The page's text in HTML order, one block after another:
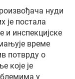
бројач 16GB
за
цеви
нуди
је постала
и инспекцијске
време
потврду о
које је
у